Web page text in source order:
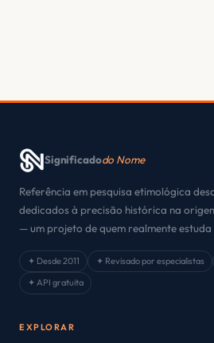
Significadodo Nome
Referência em pesquisa etimológica
dedicados à precisão histórica na
— um projeto de quem realmente estuda
✦ Desde 2011 ✦ Revisado por especialistas
✦ API gratuita
EXPLORAR